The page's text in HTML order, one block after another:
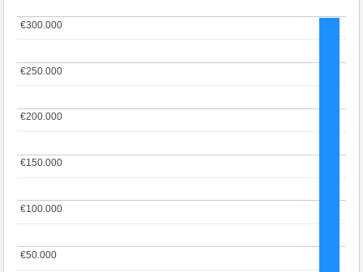
€50.000
€50.000
€100.000
€100.000
€150.000
€150.000
€200.000
€200.000
€250.000
€250.000
€300.000
€300.000